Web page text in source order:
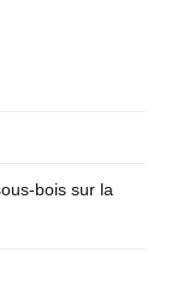
bois sur la